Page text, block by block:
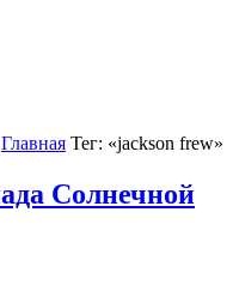
Главная Тег: «jackson frew»
Солнечной